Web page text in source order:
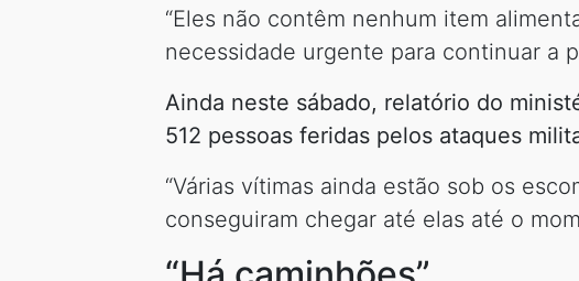
“Eles não contêm nenhum item
necessidade urgente para continuar a
Ainda neste sábado, relatório do
512 pessoas feridas pelos ataques
“Várias vítimas ainda estão sob os
conseguiram chegar até elas até o